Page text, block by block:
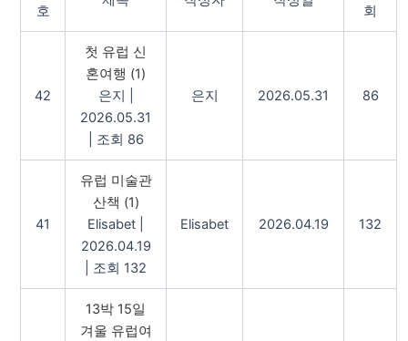
호 회
42
첫 유럽 신
혼여행 (1)
은지
2026.05.31
조회 86
은지 2026.05.31 86
41
유럽 미술관
산책 (1)
Elisabet
2026.04.19
조회 132
Elisabet 2026.04.19 132
13박 15일
겨울 유럽여